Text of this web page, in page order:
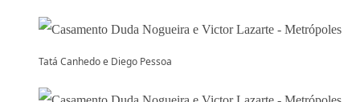
Tatá Canhedo e Diego Pessoa